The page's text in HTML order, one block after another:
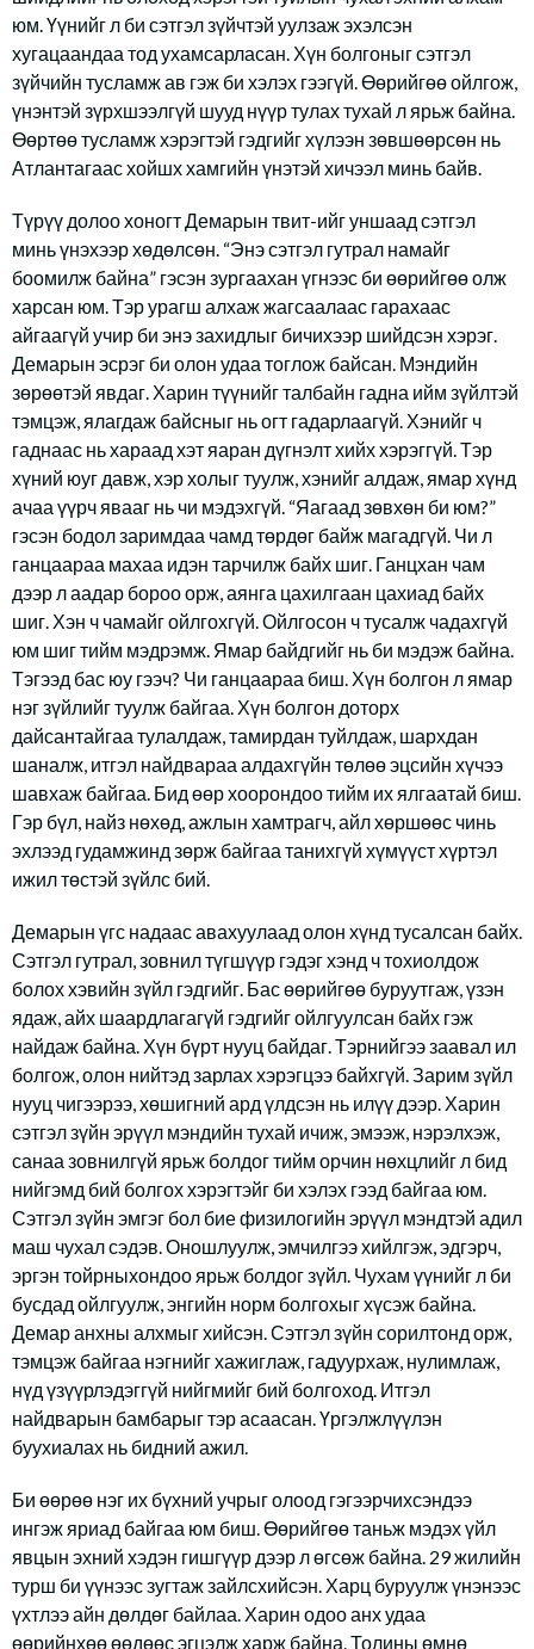
юм. Үүнийг л би сэтгэл зүйчтэй уулзаж эхэлсэн
хугацаандаа тод ухамсарласан. Хүн болгоныг сэтгэл
зүйчийн тусламж ав гэж би хэлэх гээгүй. Өөрийгөө ойлгож,
үнэнтэй зүрхшээлгүй шууд нүүр тулах тухай л ярьж байна.
Өөртөө тусламж хэрэгтэй гэдгийг хүлээн зөвшөөрсөн нь
Атлантагаас хойшх хамгийн үнэтэй хичээл минь байв.
Түрүү долоо хоногт Демарын твит-ийг уншаад сэтгэл
минь үнэхээр хөдөлсөн. “Энэ сэтгэл гутрал намайг
боомилж байна” гэсэн зургаахан үгнээс би өөрийгөө олж
харсан юм. Тэр урагш алхаж жагсаалаас гарахаас
айгаагүй учир би энэ захидлыг бичихээр шийдсэн хэрэг.
Демарын эсрэг би олон удаа тоглож байсан. Мэндийн
зөрөөтэй явдаг. Харин түүнийг талбайн гадна ийм зүйлтэй
тэмцэж, ялагдаж байсныг нь огт гадарлаагүй. Хэнийг ч
гаднаас нь хараад хэт яаран дүгнэлт хийх хэрэггүй. Тэр
хүний юуг давж, хэр холыг туулж, хэнийг алдаж, ямар хүнд
ачаа үүрч явааг нь чи мэдэхгүй. “Яагаад зөвхөн би юм?”
гэсэн бодол заримдаа чамд төрдөг байж магадгүй. Чи л
ганцаараа махаа идэн тарчилж байх шиг. Ганцхан чам
дээр л аадар бороо орж, аянга цахилгаан цахиад байх
шиг. Хэн ч чамайг ойлгохгүй. Ойлгосон ч тусалж чадахгүй
юм шиг тийм мэдрэмж. Ямар байдгийг нь би мэдэж байна.
Тэгээд бас юу гээч? Чи ганцаараа биш. Хүн болгон л ямар
нэг зүйлийг туулж байгаа. Хүн болгон доторх
дайсантайгаа тулалдаж, тамирдан туйлдаж, шархдан
шаналж, итгэл найдвараа алдахгүйн төлөө эцсийн хүчээ
шавхаж байгаа. Бид өөр хоорондоо тийм их ялгаатай биш.
Гэр бүл, найз нөхөд, ажлын хамтрагч, айл хөршөөс чинь
эхлээд гудамжинд зөрж байгаа танихгүй хүмүүст хүртэл
ижил төстэй зүйлс бий.
Демарын үгс надаас авахуулаад олон хүнд тусалсан байх.
Сэтгэл гутрал, зовнил түгшүүр гэдэг хэнд ч тохиолдож
болох хэвийн зүйл гэдгийг. Бас өөрийгөө буруутгаж, үзэн
ядаж, айх шаардлагагүй гэдгийг ойлгуулсан байх гэж
найдаж байна. Хүн бүрт нууц байдаг. Тэрнийгээ заавал ил
болгож, олон нийтэд зарлах хэрэгцээ байхгүй. Зарим зүйл
нууц чигээрээ, хөшигний ард үлдсэн нь илүү дээр. Харин
сэтгэл зүйн эрүүл мэндийн тухай ичиж, эмээж, нэрэлхэж,
санаа зовнилгүй ярьж болдог тийм орчин нөхцлийг л бид
нийгэмд бий болгох хэрэгтэйг би хэлэх гээд байгаа юм.
Сэтгэл зүйн эмгэг бол бие физилогийн эрүүл мэндтэй адил
маш чухал сэдэв. Оношлуулж, эмчилгээ хийлгэж, эдгэрч,
эргэн тойрныхондоо ярьж болдог зүйл. Чухам үүнийг л би
бусдад ойлгуулж, энгийн норм болгохыг хүсэж байна.
Демар анхны алхмыг хийсэн. Сэтгэл зүйн сорилтонд орж,
тэмцэж байгаа нэгнийг хажиглаж, гадуурхаж, нулимлаж,
нүд үзүүрлэдэггүй нийгмийг бий болгоход. Итгэл
найдварын бамбарыг тэр асаасан. Үргэлжлүүлэн
буухиалах нь бидний ажил.
Би өөрөө нэг их бүхний учрыг олоод гэгээрчихсэндээ
ингэж яриад байгаа юм биш. Өөрийгөө таньж мэдэх үйл
явцын эхний хэдэн гишгүүр дээр л өгсөж байна. 29 жилийн
турш би үүнээс зугтаж зайлсхийсэн. Харц буруулж үнэнээс
үхтлээ айн дөлдөг байлаа. Харин одоо анх удаа
өөрийнхөө өөдөөс эгцэлж харж байна. Толины өмнө